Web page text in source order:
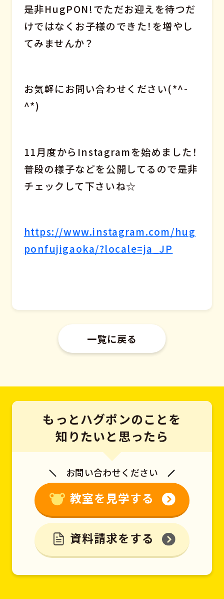
是非HugPON!でただお迎えを待つだ
けではなくお子様のできた！を増やし
てみませんか？
お気軽にお問い合わせください(*^-
^*)
11月度からInstagramを始めました！
普段の様子などを公開してるので是非
チェックして下さいね☆
https://www.instagram.com/hug
ponfujigaoka/?locale=ja_JP
一覧に戻る
もっとハグポンのことを
知りたいと思ったら
お問い合わせください
教室を見学する
資料請求をする